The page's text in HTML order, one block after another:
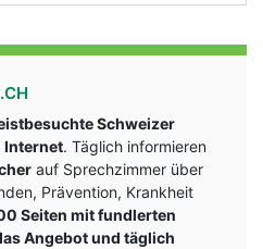
Schweizer
Internet. Täglich informieren
auf Sprechzimmer über
Prävention, Krankheit
Seiten mit fundlerten
Angebot und täglich